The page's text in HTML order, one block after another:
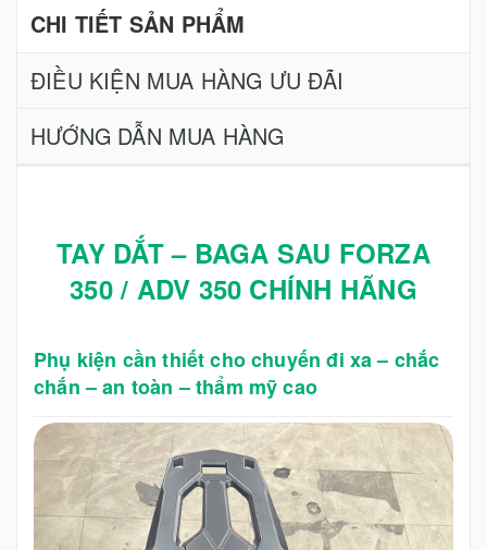
CHI TIẾT SẢN PHẨM
ĐIỀU KIỆN MUA HÀNG ƯU ĐÃI
HƯỚNG DẪN MUA HÀNG
TAY DẮT – BAGA SAU FORZA
350 / ADV 350 CHÍNH HÃNG
Phụ kiện cần thiết cho chuyến đi xa – chắc
chắn – an toàn – thẩm mỹ cao